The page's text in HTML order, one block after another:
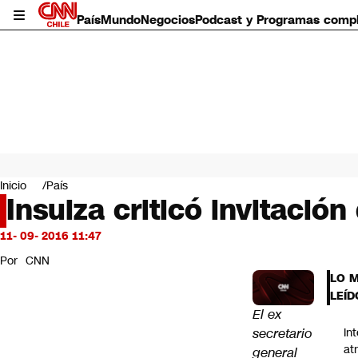
PaísMundoNegociosPodcast y Programas
Mundo
Negocios
Deportes
Programas completos
Servicios
Inicio País
Insulza criticó invitación
11- 09- 2016 11:47
Por CNN
El ex
secretario
general
LO